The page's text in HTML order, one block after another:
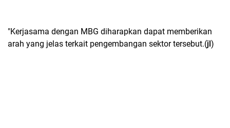
"Kerjasama dengan MBG diharapkan dapat memberikan
arah yang jelas terkait pengembangan sektor tersebut.(jl)